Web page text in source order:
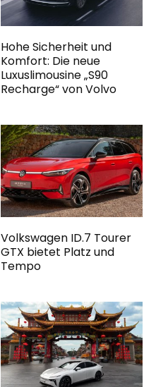
Hohe Sicherheit und
Komfort: Die neue
Luxuslimousine „S90
Recharge“ von Volvo
Volkswagen ID.7 Tourer
GTX bietet Platz und
Tempo